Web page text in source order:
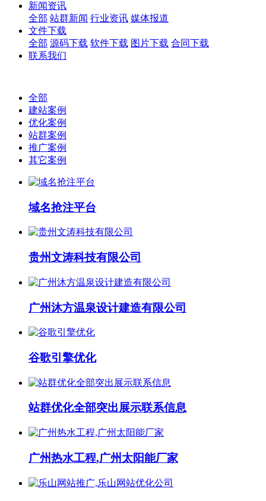
新闻资讯
全部 站群新闻 行业资讯 媒体报道
文件下载
全部 源码下载 软件下载 图片下载 合同下载
联系我们
全部
建站案例
优化案例
站群案例
推广案例
其它案例
域名抢注平台
贵州文涛科技有限公司
广州沐方温泉设计建造有限公司
谷歌引擎优化
站群优化全部突出展示联系信息
广州热水工程,广州太阳能厂家